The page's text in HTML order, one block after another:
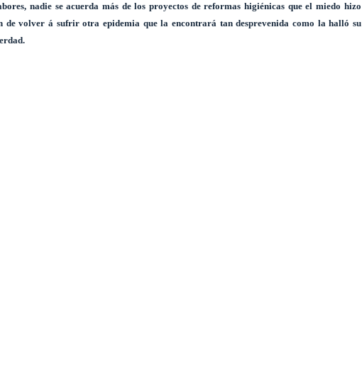
nadie se acuerda más de los proyectos de reformas higiénicas que el miedo hizo
de volver á sufrir otra epidemia que la encontrará tan desprevenida como la halló su